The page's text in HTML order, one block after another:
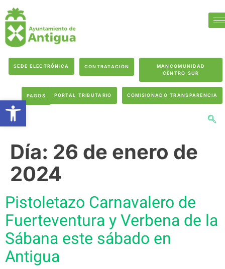
SEDE ELECTRÓNICA CONTRATACIÓN
MANCOMUNIDAD
CENTRO SUR
PAGOS PORTAL TRIBUTARIO COMISIONADO TRANSPARENCIA
Día: 26 de enero de
2024
Pistoletazo Carnavalero de
Fuerteventura y Verbena de la
Sábana este sábado en
Antigua
Abrir barra de herramientas